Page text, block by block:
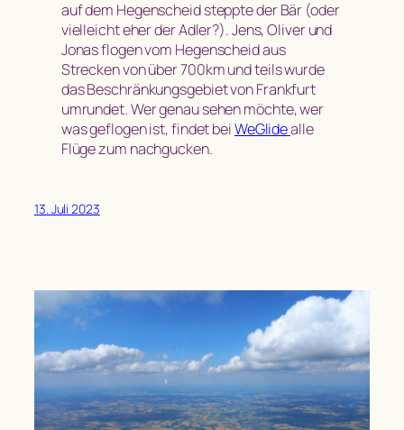
auf dem Hegenscheid steppte der Bär (oder
vielleicht eher der Adler?). Jens, Oliver und
Jonas flogen vom Hegenscheid aus
Strecken von über 700km und teils wurde
das Beschränkungsgebiet von Frankfurt
umrundet. Wer genau sehen möchte, wer
was geflogen ist, findet beiWeGlidealle
Flüge zum nachgucken.
13. Juli 2023